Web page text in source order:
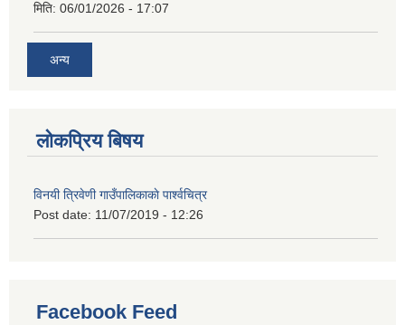
मिति: 06/01/2026 - 17:07
अन्य
लोकप्रिय बिषय
विनयी त्रिवेणी गाउँपालिकाकाे पार्श्वचित्र
Post date: 11/07/2019 - 12:26
Facebook Feed